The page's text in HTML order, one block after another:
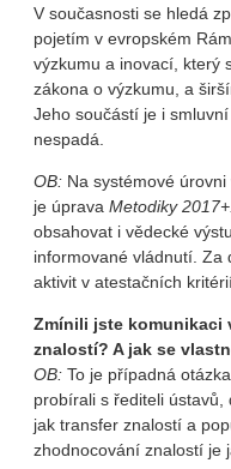
V současnosti se hledá
pojetím v evropském
výzkumu a inovací, který
zákona o výzkumu, a
Jeho součástí je i
nespadá.
OB: Na systémové
je úprava Metodiky 2017+.
obsahovat i vědecké
informované vládnutí. Za
aktivit v atestačních
Zmínili jste komunikaci
znalostí? A jak se
OB: To je případná
probírali s řediteli ústavů,
jak transfer znalostí a
zhodnocování znalostí je